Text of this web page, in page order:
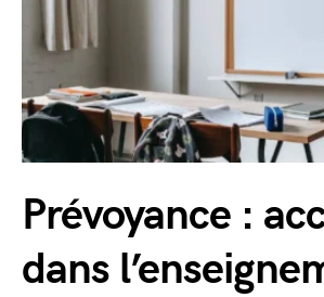
Prévoyance :
dans